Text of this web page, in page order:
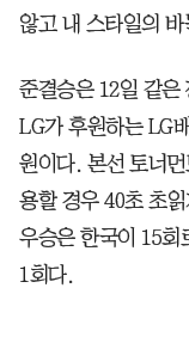
않고 내 스타일의
준결승은 12일 같은
LG가 후원하는 LG
원이다. 본선 토너
용할 경우 40초 초
우승은 한국이 15
1회다.